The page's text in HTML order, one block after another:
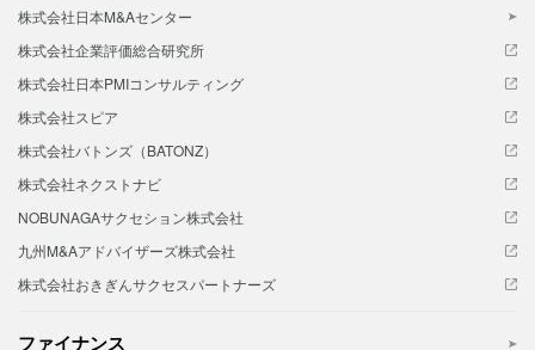
株式会社日本M&Aセンター
株式会社企業評価総合研究所
株式会社日本PMIコンサルティング
株式会社スピア
株式会社バトンズ（BATONZ）
株式会社ネクストナビ
NOBUNAGAサクセション株式会社
九州M&Aアドバイザーズ株式会社
株式会社おきぎんサクセスパートナーズ
ファイナンス